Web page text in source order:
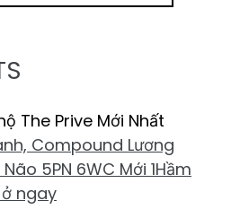
Compound Lương
5PN 6WC Mới 1Hầm
ở ngay